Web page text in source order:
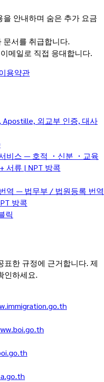
안내하며 숨은 추가 요금
문서를 취급합니다.
메일로 직접 응대합니다.
용약관
외교부 인증, 대사
비스 — 호적 ・신분 ・교육
서류 | NPT 방콕
역 — 법무부 / 법원등록 번역
방콕
릭
표한 규정에 근거합니다. 제
인하세요.